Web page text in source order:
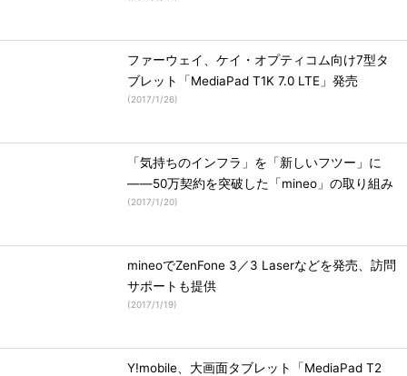
ファーウェイ、ケイ・オプティコム向け7型タ
ブレット「MediaPad T1K 7.0 LTE」発売
(2017/1/26)
「気持ちのインフラ」を「新しいフツー」に
――50万契約を突破した「mineo」の取り組み
(2017/1/20)
mineoでZenFone 3／3 Laserなどを発売、訪問
サポートも提供
(2017/1/19)
Y!mobile、大画面タブレット「MediaPad T2